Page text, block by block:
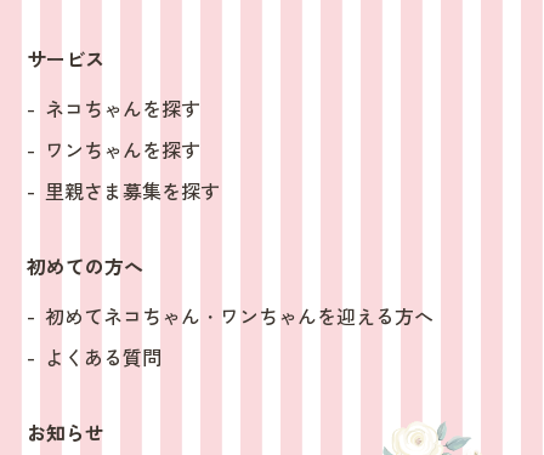
サービス
ネコちゃんを探す
ワンちゃんを探す
里親さま募集を探す
初めての方へ
初めてネコちゃん・ワンちゃんを迎える方へ
よくある質問
お知らせ